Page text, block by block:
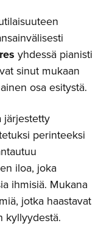
yhdessä pianisti
sinut mukaan
osa esitystä.
järjestetty
perinteeksi
iloa, joka
ihmisiä. Mukana
jotka haastavat
kyllyydestä.